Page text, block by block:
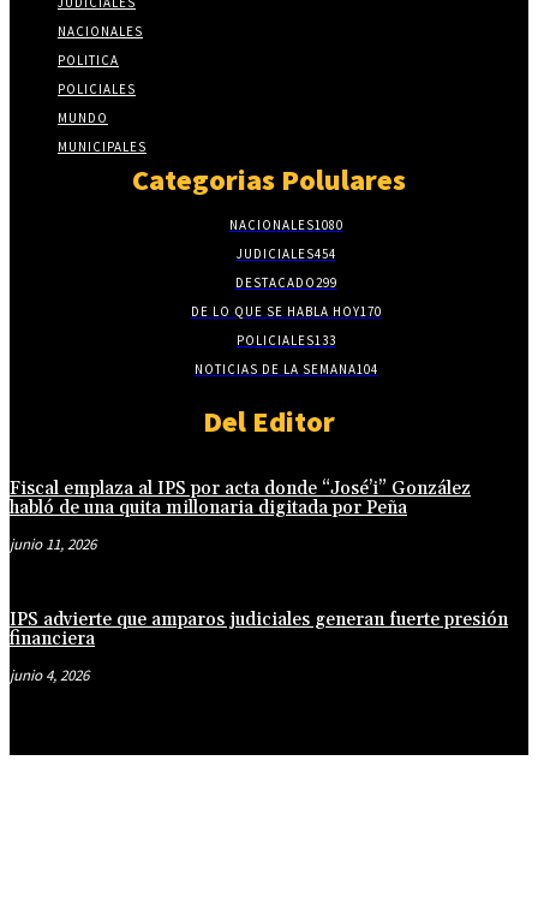
NACIONALES
POLITICA
POLICIALES
MUNDO
MUNICIPALES
Categorias Polulares
NACIONALES1080
JUDICIALES454
DESTACADO299
DE LO QUE SE HABLA HOY170
POLICIALES133
NOTICIAS DE LA SEMANA104
Del Editor
Fiscal emplaza al IPS por acta donde “José’i” González
habló de una quita millonaria digitada por Peña
junio 11, 2026
IPS advierte que amparos judiciales generan fuerte presión
financiera
junio 4, 2026